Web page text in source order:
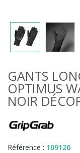
GANTS
OPTIMUS
NOIR
Référence : 109126